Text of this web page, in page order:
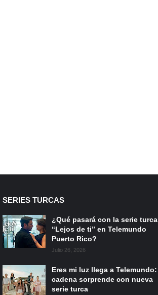
SERIES TURCAS
¿Qué pasará con la serie turca
“Lejos de ti” en Telemundo
Puerto Rico?
Julio 26, 2026
Eres mi luz llega a Telemundo:
cadena sorprende con nueva
serie turca